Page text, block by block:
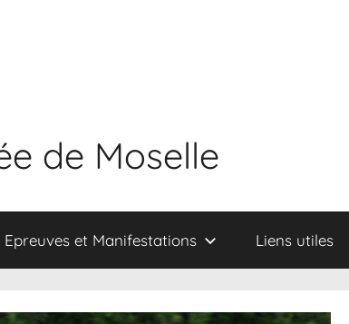
de Moselle
Epreuves et Manifestations Liens utiles